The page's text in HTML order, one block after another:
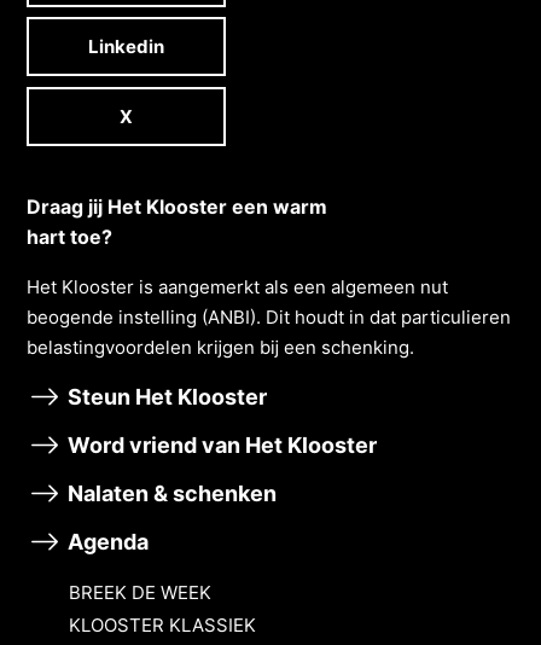
Linkedin
X
Draag jij Het Klooster een warm
hart toe?
Het Klooster is aangemerkt als een algemeen nut
beogende instelling (ANBI). Dit houdt in dat particulieren
belastingvoordelen krĳgen bĳ een schenking.
Steun Het Klooster
Word vriend van Het Klooster
Nalaten & schenken
Agenda
BREEK DE WEEK
KLOOSTER KLASSIEK